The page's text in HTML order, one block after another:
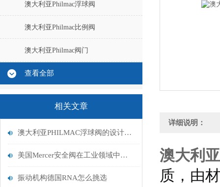
澳大利亚Philmac浮球阀
澳大利亚Philmac比例阀
澳大利亚Philmac阀门
查看全部
相关文章
澳大利亚PHILMAC浮球阀的设计原理
美国Mercer安全阀在工业领域中的作用与重要性
振动机构德国RNA怎么挑选
详细说明：
澳大利
质，由